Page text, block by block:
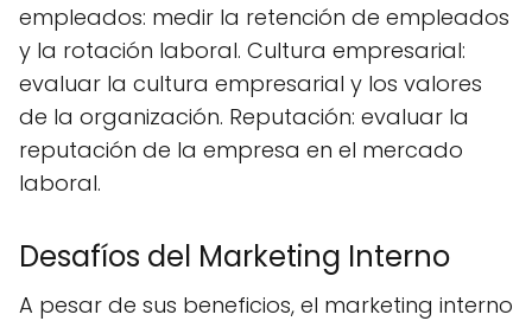
empleados: medir la retención de empleados
y la rotación laboral. Cultura empresarial:
evaluar la cultura empresarial y los valores
de la organización. Reputación: evaluar la
reputación de la empresa en el mercado
laboral.
Desafíos del Marketing Interno
A pesar de sus beneficios, el marketing interno